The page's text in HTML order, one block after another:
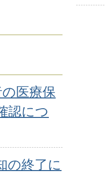
医療保
認につ
の終了に